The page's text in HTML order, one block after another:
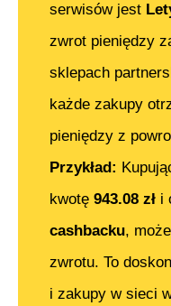
serwisów jest
zwrot pieniędzy
sklepach
każde zakupy
pieniędzy z
Przykład:
kwotę 943.08 zł i
cashbacku,
zwrotu. To
i zakupy w sieci